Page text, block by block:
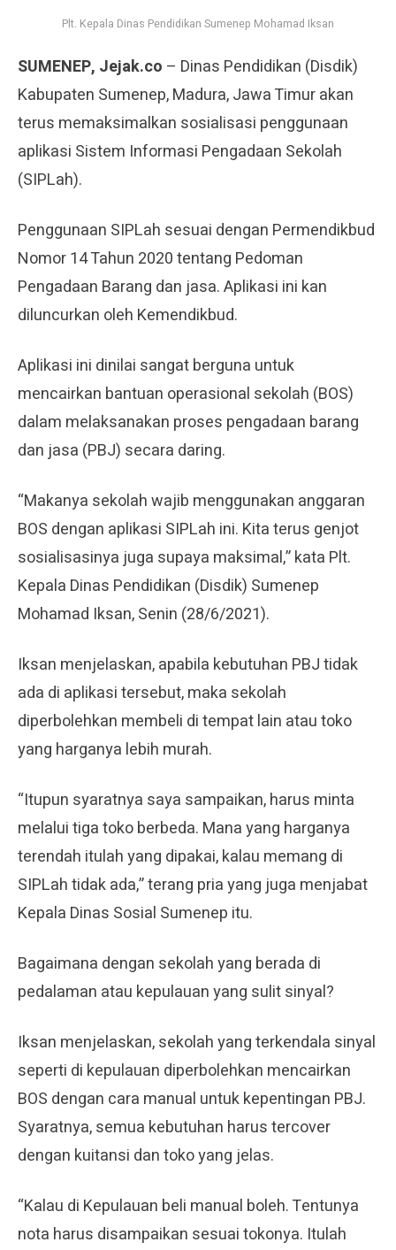
Plt. Kepala Dinas Pendidikan Sumenep Mohamad Iksan
SUMENEP, Jejak.co – Dinas Pendidikan (Disdik)
Kabupaten Sumenep, Madura, Jawa Timur akan
terus memaksimalkan sosialisasi penggunaan
aplikasi Sistem Informasi Pengadaan Sekolah
(SIPLah).
Penggunaan SIPLah sesuai dengan Permendikbud
Nomor 14 Tahun 2020 tentang Pedoman
Pengadaan Barang dan jasa. Aplikasi ini kan
diluncurkan oleh Kemendikbud.
Aplikasi ini dinilai sangat berguna untuk
mencairkan bantuan operasional sekolah (BOS)
dalam melaksanakan proses pengadaan barang
dan jasa (PBJ) secara daring.
“Makanya sekolah wajib menggunakan anggaran
BOS dengan aplikasi SIPLah ini. Kita terus genjot
sosialisasinya juga supaya maksimal,” kata Plt.
Kepala Dinas Pendidikan (Disdik) Sumenep
Mohamad Iksan, Senin (28/6/2021).
Iksan menjelaskan, apabila kebutuhan PBJ tidak
ada di aplikasi tersebut, maka sekolah
diperbolehkan membeli di tempat lain atau toko
yang harganya lebih murah.
“Itupun syaratnya saya sampaikan, harus minta
melalui tiga toko berbeda. Mana yang harganya
terendah itulah yang dipakai, kalau memang di
SIPLah tidak ada,” terang pria yang juga menjabat
Kepala Dinas Sosial Sumenep itu.
Bagaimana dengan sekolah yang berada di
pedalaman atau kepulauan yang sulit sinyal?
Iksan menjelaskan, sekolah yang terkendala sinyal
seperti di kepulauan diperbolehkan mencairkan
BOS dengan cara manual untuk kepentingan PBJ.
Syaratnya, semua kebutuhan harus tercover
dengan kuitansi dan toko yang jelas.
“Kalau di Kepulauan beli manual boleh. Tentunya
nota harus disampaikan sesuai tokonya. Itulah